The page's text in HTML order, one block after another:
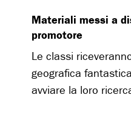
Materiali messi a
promotore
Le classi
geografica
avviare la loro